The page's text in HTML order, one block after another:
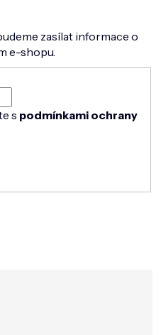
zasílat informace o
e-shopu.
s podmínkami ochrany